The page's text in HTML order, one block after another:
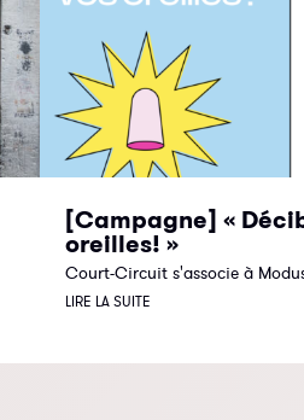
[Campagne] «
oreilles! »
Court-Circuit s'associe à
LIRE LA SUITE